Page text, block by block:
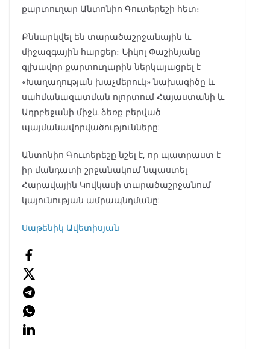
քարտուղար Անտոնիո Գուտերեշի հետ։
Քննարկվել են տարածաշրջանային և
միջազգային հարցեր։ Նիկոլ Փաշինյանը
գլխավոր քարտուղարին ներկայացրել է
«Խաղաղության խաչմերուկ» նախագիծը և
սահմանազատման ոլորտում Հայաստանի և
Ադրբեջանի միջև ձեռք բերված
պայմանավորվածությունները:
Անտոնիո Գուտերեշը նշել է, որ պատրաստ է
իր մանդատի շրջանակում նպաստել
Հարավային Կովկասի տարածաշրջանում
կայունության ամրապնդմանը:
Սաթենիկ Ավետիսյան